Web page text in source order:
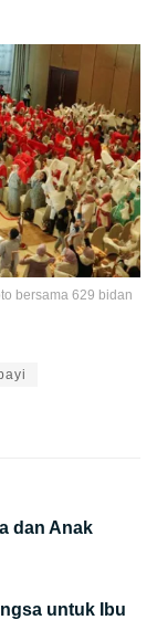
bersama 629 bidan
dan Anak
untuk Ibu